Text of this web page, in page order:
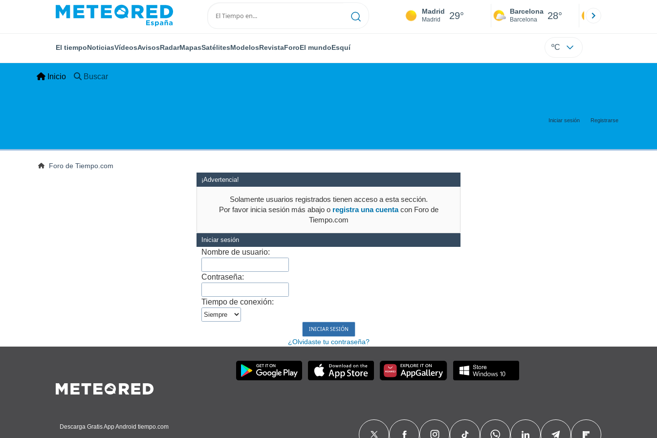
Madrid
Madrid 29° Barcelona
Barcelona 28°
El tiempoNoticiasVídeosAvisosRadarMapasSatélitesModelosRevistaForoEl mundoEsquí ºC
Inicio Buscar
Iniciar sesión Registrarse
Foro de Tiempo.com
¡Advertencia!
Solamente usuarios registrados tienen acceso a esta sección.
Por favor inicia sesión más abajo o registra una cuentacon Foro de
Tiempo.com
Iniciar sesión
Nombre de usuario:
Contraseña:
Tiempo de conexión:
¿Olvidaste tu contraseña?
Descarga Gratis App Android tiempo.com